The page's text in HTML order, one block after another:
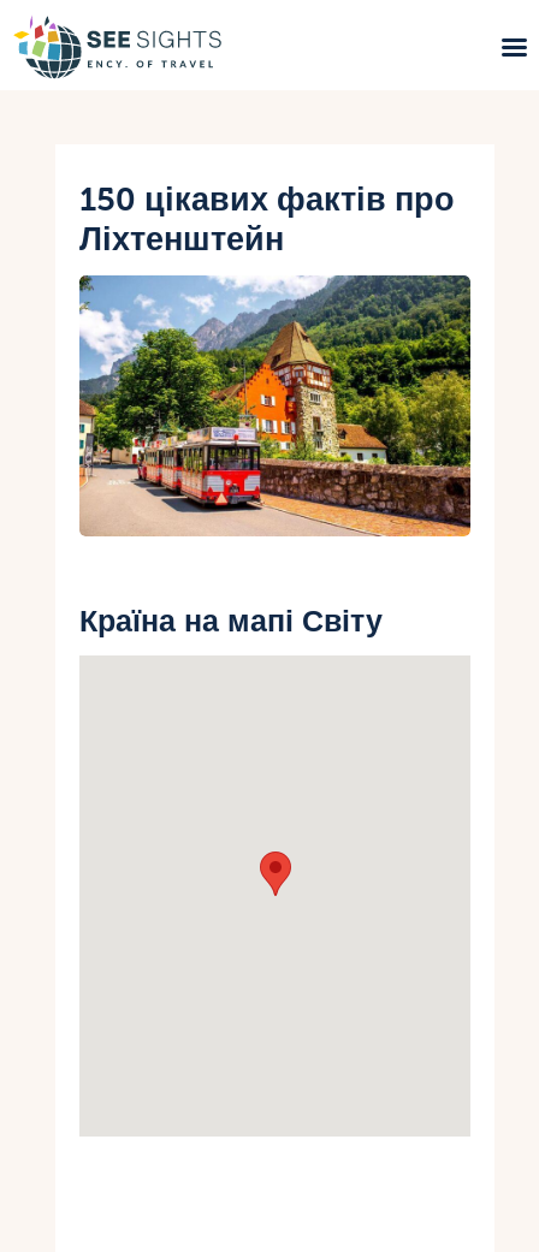
Гарячі тури
Типи Турів
Країни
Інфо
Блог
Контакти
150 цікавих фактів про
Ліхтенштейн
Країна на мапі Світу